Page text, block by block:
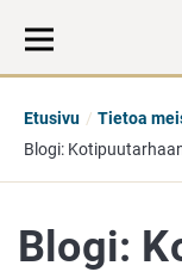
Etusivu Tietoa
Blogi:
Blogi: